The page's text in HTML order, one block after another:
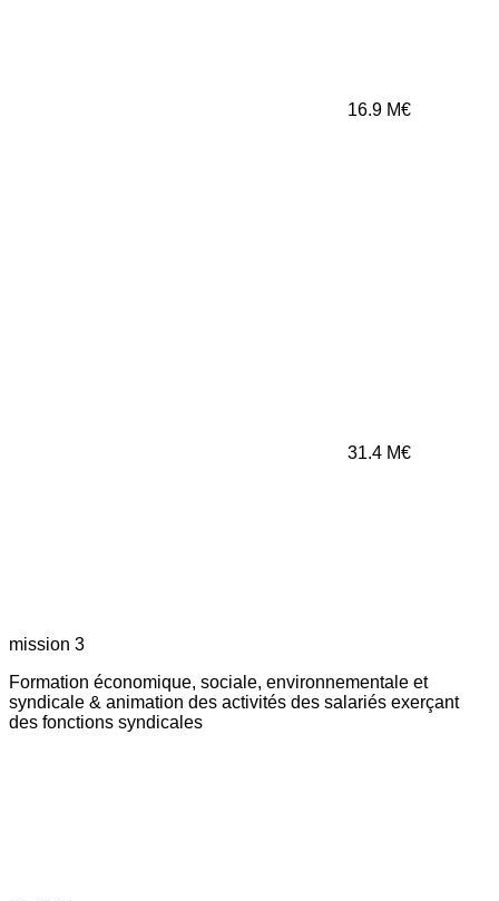
16.9 M€
31.4 M€
mission 3
Formation économique, sociale, environnementale et
syndicale & animation des activités des salariés exerçant
des fonctions syndicales